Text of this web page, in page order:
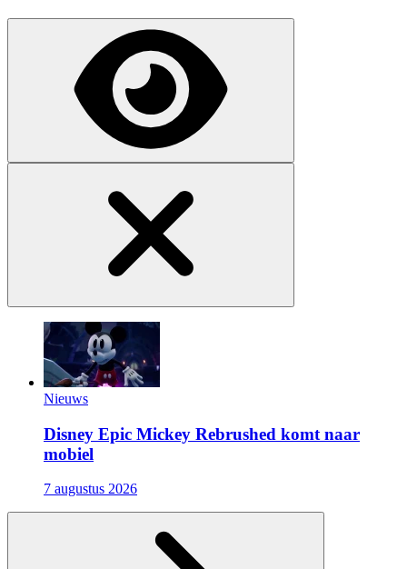
Nieuws
Disney Epic Mickey Rebrushed komt naar
mobiel
7 augustus 2026